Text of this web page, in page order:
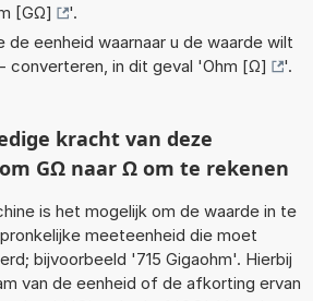
[GΩ]
'.
de eenheid waarnaar u de waarde wilt
converteren, in dit geval 'Ohm [Ω] '.
kracht van deze
GΩ naar Ω om te rekenen
is het mogelijk om de waarde in te
meeteenheid die moet
bijvoorbeeld '715 Gigaohm'. Hierbij
van de eenheid of de afkorting ervan